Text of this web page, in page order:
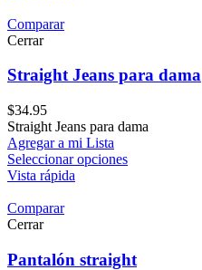
Comparar
Cerrar
Straight Jeans para dama
$34.95
Straight Jeans para dama
Agregar a mi Lista
Seleccionar opciones
Vista rápida
Comparar
Cerrar
Pantalón straight